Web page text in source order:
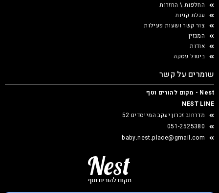
החלפות \ החזרות
עגלת קניות
צור קשר ושעות פעילות
המגזין
אודות
ביטול עסקה
שומרים על קשר
Nest - מקום להורים וטף
NEST LINE
מדרחוב זכרון יעקב המייסדים 52
051-2525380
baby.nest.place@gmail.com